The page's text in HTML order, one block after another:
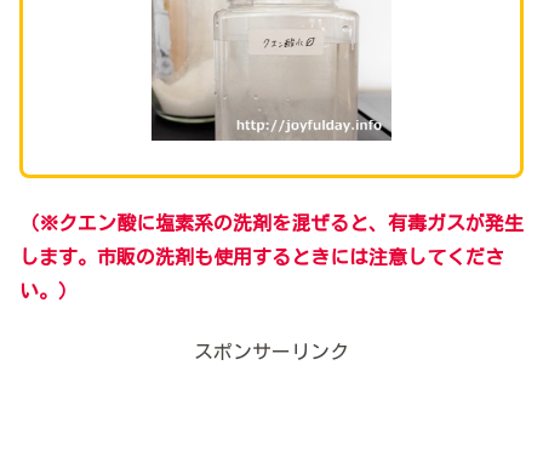
（※クエン酸に塩素系の洗剤を混ぜると、有毒ガスが発生
します。市販の洗剤も使用するときには注意してくださ
い。）
スポンサーリンク